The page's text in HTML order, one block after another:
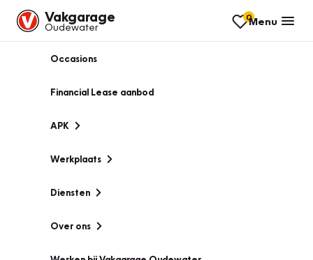
Vakgarage
Oudewater
0Menu
Occasions
Financial Lease aanbod
APK
Werkplaats
Diensten
Over ons